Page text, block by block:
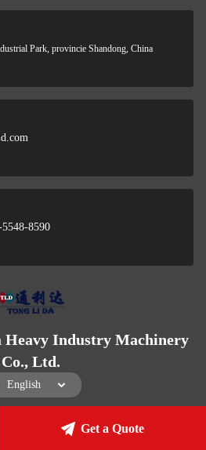
Park, provincie Shandong, China
8590
Heavy Industry Machinery
Co., Ltd.
Industry Machinery Co., Ltd.
Get a Quote